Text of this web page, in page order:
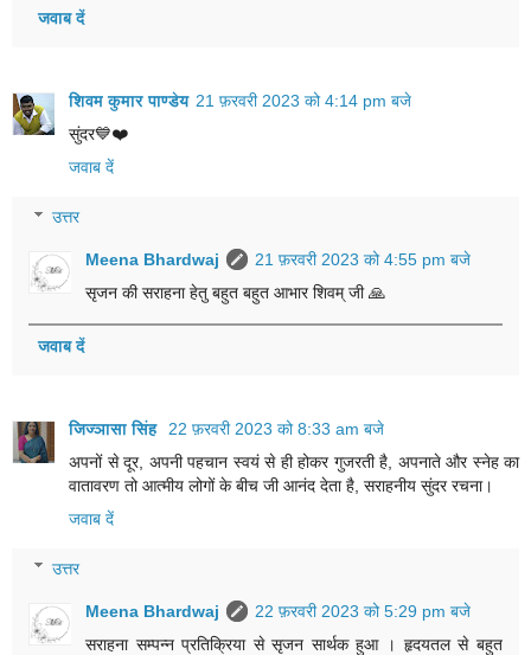
जवाब दें
शिवम कुमार पाण्डेय 21 फ़रवरी 2023 को 4:14 pm बजे
सुंदर💙❤️
जवाब दें
उत्तर
Meena Bhardwaj
21 फ़रवरी 2023 को 4:55 pm बजे
सृजन की सराहना हेतु बहुत बहुत आभार शिवम् जी 🙏
जवाब दें
जिज्ञासा सिंह
22 फ़रवरी 2023 को 8:33 am बजे
अपनों से दूर, अपनी पहचान स्वयं से ही होकर गुजरती है, अपनाते और स्नेह का
वातावरण तो आत्मीय लोगों के बीच जी आनंद देता है, सराहनीय सुंदर रचना।
जवाब दें
उत्तर
Meena Bhardwaj
22 फ़रवरी 2023 को 5:29 pm बजे
सराहना सम्पन्न प्रतिक्रिया से सृजन सार्थक हुआ । हृदयतल से बहुत